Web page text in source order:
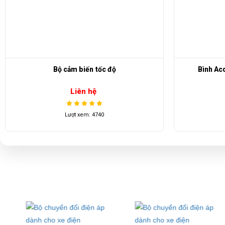
Bình Acquy TROJAN T - 105 PLUS
Liên hệ
Lượt xem: 4526